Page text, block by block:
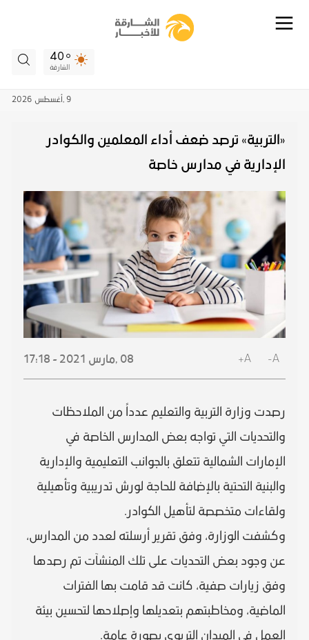
40
الشارقة
9 , أغسطس 2026
«التربية» ترصد ضعف أداء المعلمين والكوادر
الإدارية في مدارس خاصة
A-
A+
08 , مارس 2021 - 17:18
رصدت وزارة التربية والتعليم عدداً من الملاحظات
والتحديات التي تواجه بعض المدارس الخاصة في
الإمارات الشمالية تتعلق بالجوانب التعليمية والإدارية
والبنية التحتية بالإضافة للحاجة لورش تدريبية وتأهيلية
ولقاءات متخصصة لتأهيل الكوادر.
وكشفت الوزارة، وفق تقرير أرسلته لعدد من المدارس،
عن وجود بعض التحديات على تلك المنشآت تم رصدها
وفق زيارات صفية، كانت قد قامت بها الفترات
الماضية، ومخاطبتهم بتعديلها وإصلاحها لتحسين بيئة
العمل في الميدان التربوي بصورة عامة.